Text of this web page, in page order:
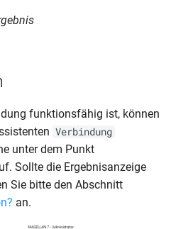
funktionsfähig ist, können
Verbindung
unter dem Punkt
Sollte die Ergebnisanzeige
Sie bitte den Abschnitt
an.